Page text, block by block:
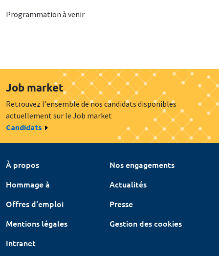
Programmation à venir
Job market
Retrouvez l'ensemble de nos candidats disponibles
actuellement sur le Job market
Candidats
À propos
Nos engagements
Hommage à
Actualités
Offres d'emploi
Presse
Mentions légales
Gestion des cookies
Intranet